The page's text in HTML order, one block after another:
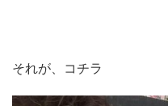
それが、コチラ